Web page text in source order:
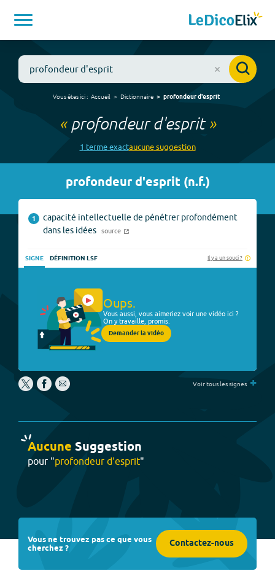
Vous êtes ici : Accueil Dictionnaire profondeur d'esprit
« profondeur d'esprit»
1 termeexactaucunesuggestion
profondeur d'esprit(n.f.)
1
capacité intellectuelle de pénétrer profondément
dans les idées
source
SIGNE DÉFINITION LSF Il y a un souci ?
Oups.
Vous aussi, vous aimeriez voir une vidéo ici ?
On y travaille, promis.
Demander la vidéo
Voir tous les signes +
Aucune Suggestion
pour "profondeur d'esprit"
Vous ne trouvez pas ce que vous
cherchez ? Contactez-nous